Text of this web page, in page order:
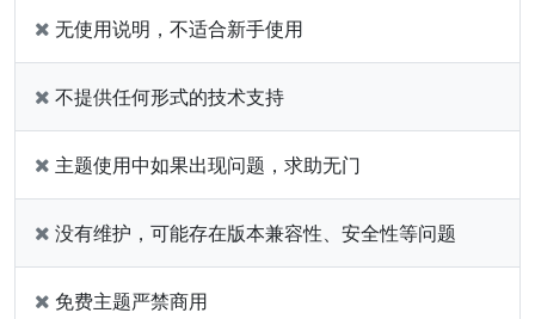
无使用说明，不适合新手使用
不提供任何形式的技术支持
主题使用中如果出现问题，求助无门
没有维护，可能存在版本兼容性、安全性等问题
免费主题严禁商用